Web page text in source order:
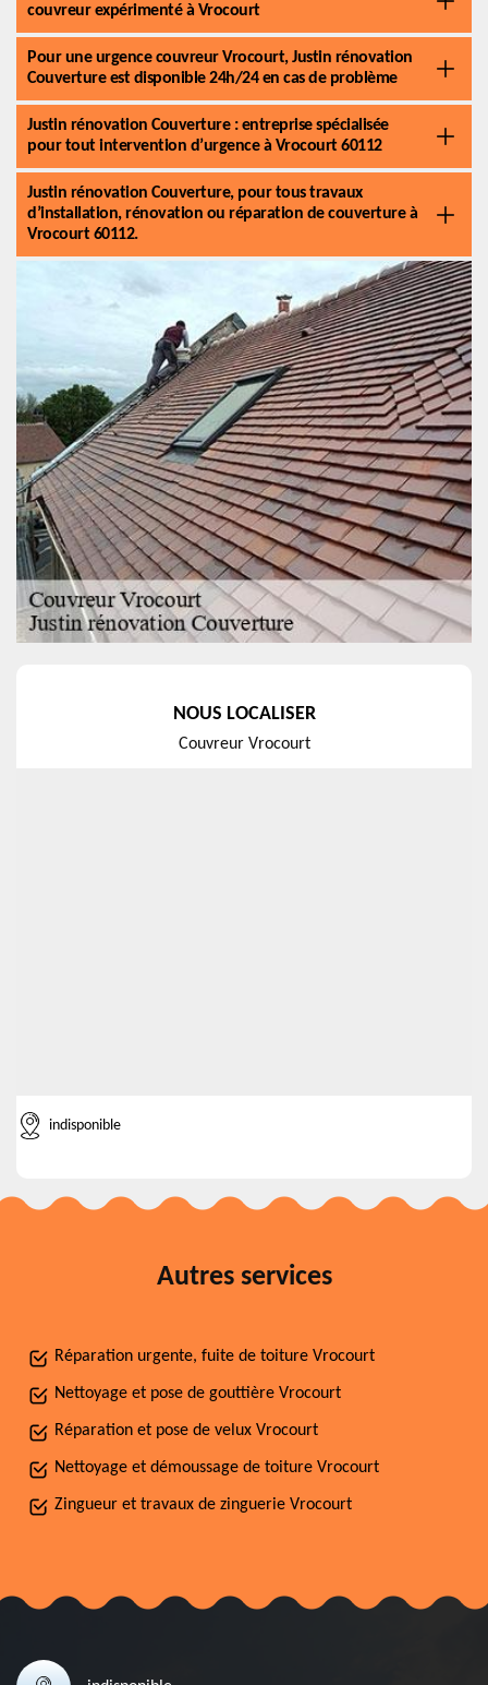
couvreur expérimenté à Vrocourt
Pour une urgence couvreur Vrocourt, Justin rénovation
Couverture est disponible 24h/24 en cas de problème
Justin rénovation Couverture : entreprise spécialisée
pour tout intervention d’urgence à Vrocourt 60112
Justin rénovation Couverture, pour tous travaux
d’installation, rénovation ou réparation de couverture à
Vrocourt 60112.
NOUS LOCALISER
Couvreur Vrocourt
indisponible
Autres services
Réparation urgente, fuite de toiture Vrocourt
Nettoyage et pose de gouttière Vrocourt
Réparation et pose de velux Vrocourt
Nettoyage et démoussage de toiture Vrocourt
Zingueur et travaux de zinguerie Vrocourt